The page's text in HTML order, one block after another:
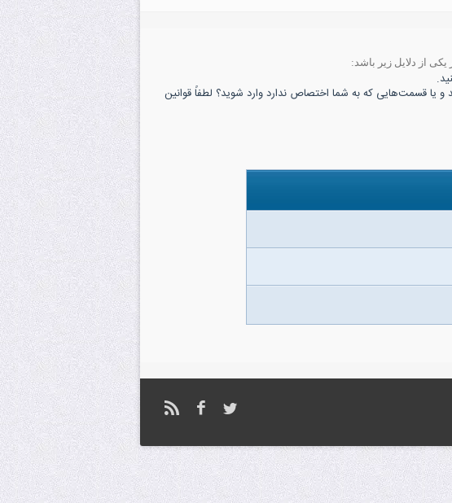
از دلایل زیر باشد:
یا قسمت‌هایی که به شما اختصاص ندارد وارد شوید؟ لطفاً قوانین